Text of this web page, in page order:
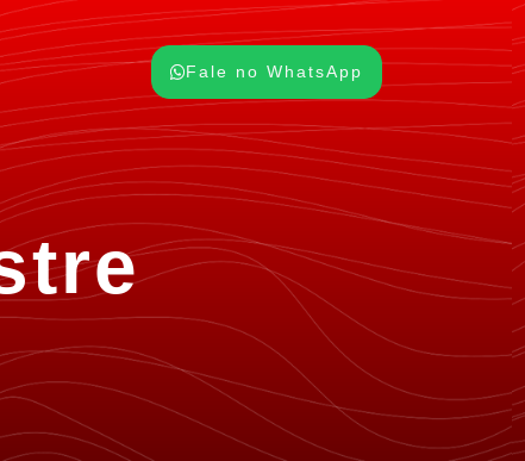
Fale no WhatsApp